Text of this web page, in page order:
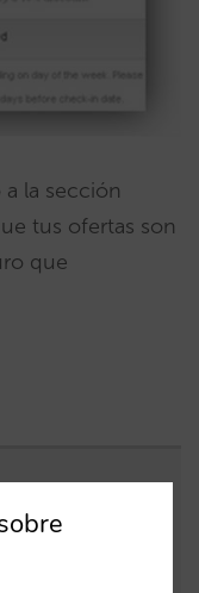
la sección
tus ofertas son
que
de